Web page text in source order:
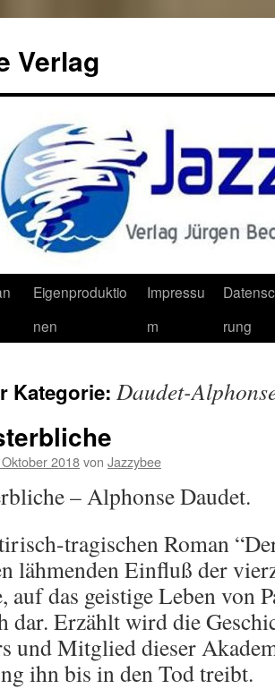
Verlag
Eigenproduktio
nen
Impressu
m
rung
Kategorie: Daudet-
2018von Jazzybee
– Alphonse Daudet.
tragischen Roman
lähmenden Einfluß der
auf das geistige Leben von
dar. Erzählt wird die
und Mitglied dieser
ihn bis in den Tod treibt.